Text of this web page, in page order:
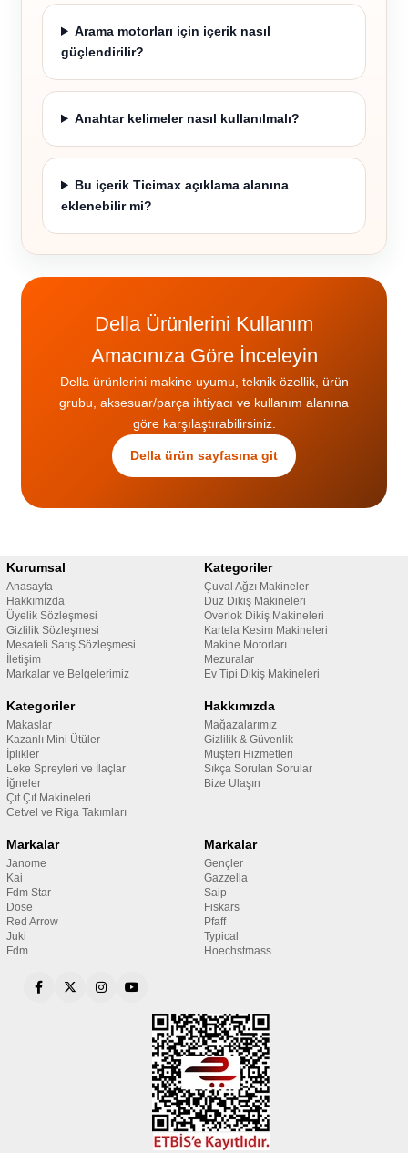
Arama motorları için içerik nasıl
güçlendirilir?
Anahtar kelimeler nasıl kullanılmalı?
Bu içerik Ticimax açıklama alanına
eklenebilir mi?
Della Ürünlerini Kullanım
Amacınıza Göre İnceleyin
Della ürünlerini makine uyumu, teknik özellik, ürün
grubu, aksesuar/parça ihtiyacı ve kullanım alanına
göre karşılaştırabilirsiniz.
Della ürün sayfasına git
Kurumsal
Anasayfa
Hakkımızda
Üyelik Sözleşmesi
Gizlilik Sözleşmesi
Mesafeli Satış Sözleşmesi
İletişim
Markalar ve Belgelerimiz
Kategoriler
Çuval Ağzı Makineler
Düz Dikiş Makineleri
Overlok Dikiş Makineleri
Kartela Kesim Makineleri
Makine Motorları
Mezuralar
Ev Tipi Dikiş Makineleri
Kategoriler
Makaslar
Kazanlı Mini Ütüler
İplikler
Leke Spreyleri ve İlaçlar
İğneler
Çıt Çıt Makineleri
Cetvel ve Riga Takımları
Hakkımızda
Mağazalarımız
Gizlilik & Güvenlik
Müşteri Hizmetleri
Sıkça Sorulan Sorular
Bize Ulaşın
Markalar
Janome
Kai
Fdm Star
Dose
Red Arrow
Juki
Fdm
Markalar
Gençler
Gazzella
Saip
Fiskars
Pfaff
Typical
Hoechstmass